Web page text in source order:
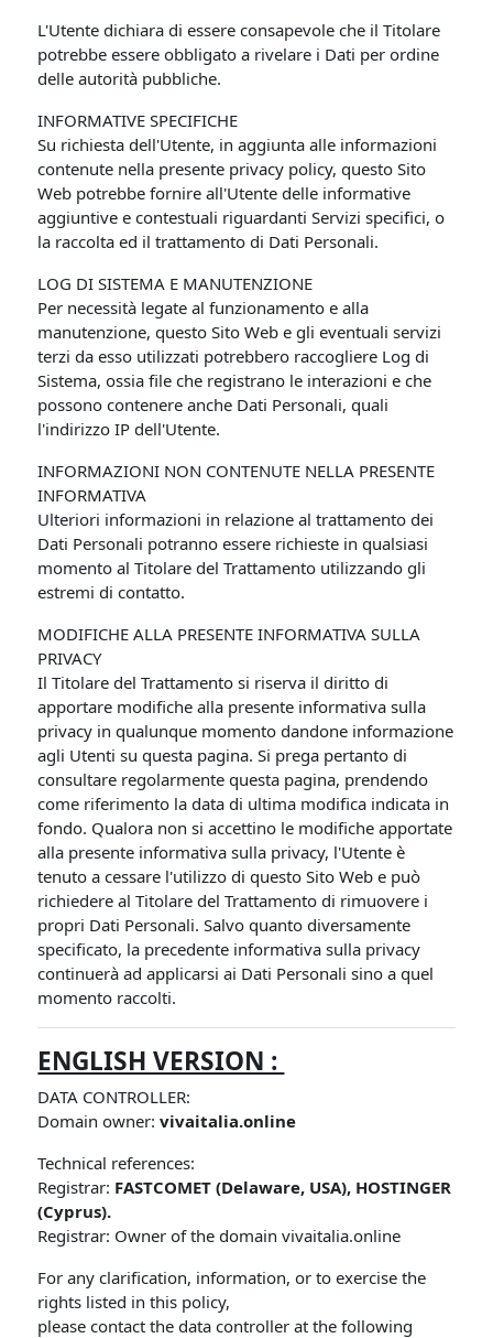
L'Utente dichiara di essere consapevole che il Titolare
potrebbe essere obbligato a rivelare i Dati per ordine
delle autorità pubbliche.
INFORMATIVE SPECIFICHE
Su richiesta dell'Utente, in aggiunta alle informazioni
contenute nella presente privacy policy, questo Sito
Web potrebbe fornire all'Utente delle informative
aggiuntive e contestuali riguardanti Servizi specifici, o
la raccolta ed il trattamento di Dati Personali.
LOG DI SISTEMA E MANUTENZIONE
Per necessità legate al funzionamento e alla
manutenzione, questo Sito Web e gli eventuali servizi
terzi da esso utilizzati potrebbero raccogliere Log di
Sistema, ossia file che registrano le interazioni e che
possono contenere anche Dati Personali, quali
l'indirizzo IP dell'Utente.
INFORMAZIONI NON CONTENUTE NELLA PRESENTE
INFORMATIVA
Ulteriori informazioni in relazione al trattamento dei
Dati Personali potranno essere richieste in qualsiasi
momento al Titolare del Trattamento utilizzando gli
estremi di contatto.
MODIFICHE ALLA PRESENTE INFORMATIVA SULLA
PRIVACY
Il Titolare del Trattamento si riserva il diritto di
apportare modifiche alla presente informativa sulla
privacy in qualunque momento dandone informazione
agli Utenti su questa pagina. Si prega pertanto di
consultare regolarmente questa pagina, prendendo
come riferimento la data di ultima modifica indicata in
fondo. Qualora non si accettino le modifiche apportate
alla presente informativa sulla privacy, l'Utente è
tenuto a cessare l'utilizzo di questo Sito Web e può
richiedere al Titolare del Trattamento di rimuovere i
propri Dati Personali. Salvo quanto diversamente
specificato, la precedente informativa sulla privacy
continuerà ad applicarsi ai Dati Personali sino a quel
momento raccolti.
ENGLISH VERSION :
DATA CONTROLLER:
Domain owner:vivaitalia.online
Technical references:
Registrar: FASTCOMET (Delaware, USA), HOSTINGER
(Cyprus).
Registrar: Owner of the domain vivaitalia.online
For any clarification, information, or to exercise the
rights listed in this policy,
please contact the data controller at the following